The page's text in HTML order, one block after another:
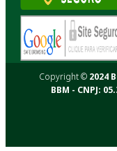
Copyright © 2024
BBM - CNPJ: